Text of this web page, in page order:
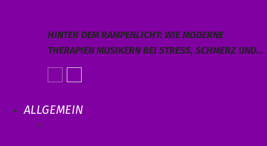
HINTER DEM RAMPENLICHT: WIE MODERNE
THERAPIEN MUSIKERN BEI STRESS, SCHMERZ UND…
ALLGEMEIN